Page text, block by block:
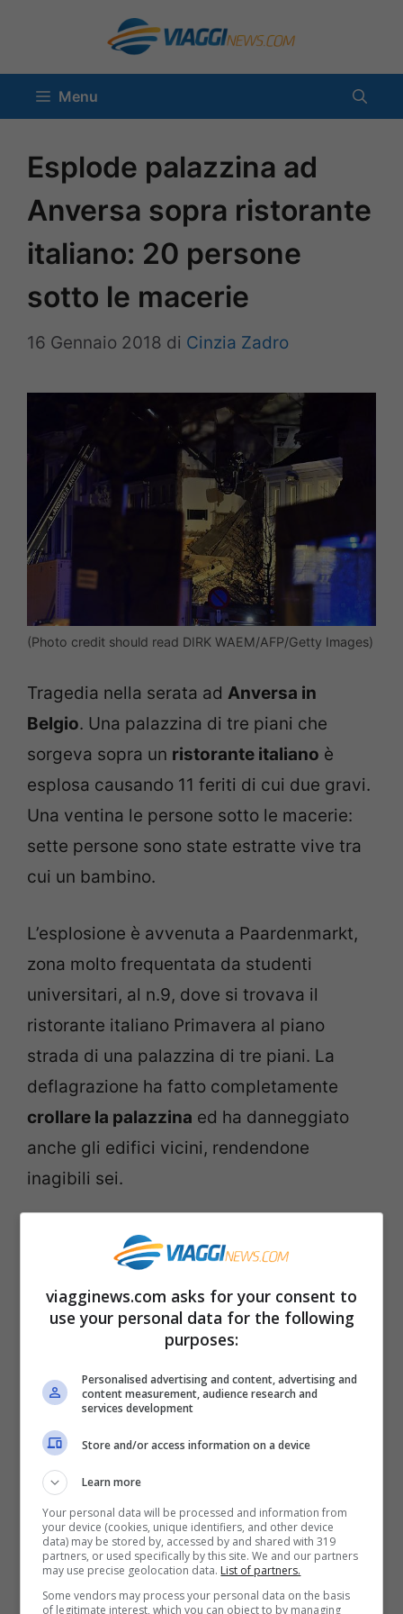
contenuto
Menu
Esplode palazzina ad
Anversa sopra ristorante
italiano: 20 persone
sotto le macerie
16 Gennaio 2018 di Cinzia Zadro
(Photo credit should read DIRK WAEM/AFP/Getty Images)
Tragedia nella serata ad Anversa in
Belgio. Una palazzina di tre piani che
sorgeva sopra un ristorante italiano è
esplosa causando 11 feriti di cui due gravi.
Una ventina le persone sotto le macerie:
sette persone sono state estratte vive tra
cui un bambino.
L’esplosione è avvenuta a Paardenmarkt,
zona molto frequentata da studenti
universitari, al n.9, dove si trovava il
ristorante italiano Primavera al piano
strada di una palazzina di tre piani. La
deflagrazione ha fatto completamente
crollare la palazzina ed ha danneggiato
anche gli edifici vicini, rendendone
inagibili sei.
Non sono ancora chiare le
dell’esplosione, ma la polizia ha escluso la
pista del terrorismo. Negli anni passati
Anversa è stata uno dei centri del
posto proprio nella città belga la sua base
operativa. Alcuni media locali hanno
ipotizzato una fuga di gas, ma non ci sono
ancora conferme in merito.
La zona è statachiusa al traffico. Sul
posto i vigili del fuoco stanno scavando fra
le macerie in cerca di superstiti e la Croce
viagginews.com asks for your consent to
use your personal data for the following
purposes:
Personalised advertising and content, advertising and
content measurement, audience research and
services development
Store and/or access information on a device
Learn more
Your personal data will be processed and information from
your device (cookies, unique identifiers, and other device
data) may be stored by, accessed by and shared with 319
partners, or used specifically by this site. We and our partners
may use precise geolocation data. List of partners.
Some vendors may process your personal data on the basis
of legitimate interest, which you can object to by managing